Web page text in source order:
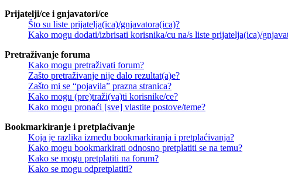
Prijatelji/ce i gnjavatori/ce
Što su liste prijatelja(ica)/gnjavatora(ica)?
Kako mogu dodati/izbrisati korisnika/cu na/s liste prijatelja(ica)/
Pretraživanje foruma
Kako mogu pretraživati forum?
Zašto pretraživanje nije dalo rezultat(a)e?
Zašto mi se “pojavila” prazna stranica?
Kako mogu (pre)traži(va)ti korisnike/ce?
Kako mogu pronaći [sve] vlastite postove/teme?
Bookmarkiranje i pretplaćivanje
Koja je razlika između bookmarkiranja i pretplaćivanja?
Kako mogu bookmarkirati odnosno pretplatiti se na temu?
Kako se mogu pretplatiti na forum?
Kako se mogu odpretplatiti?